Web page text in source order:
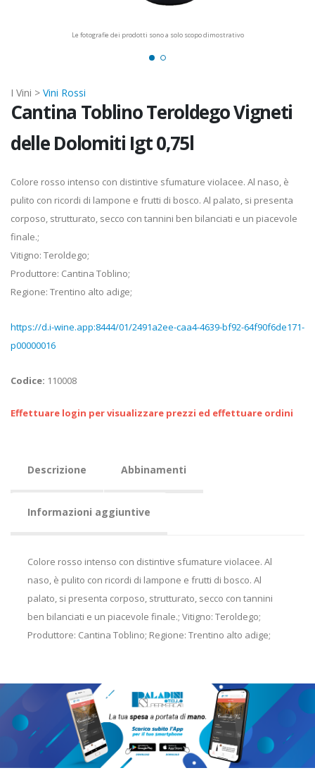
Le fotografie dei prodotti sono a solo scopo dimostrativo
I Vini > Vini Rossi
Cantina Toblino Teroldego Vigneti
delle Dolomiti Igt 0,75l
Colore rosso intenso con distintive sfumature violacee. Al naso, è
pulito con ricordi di lampone e frutti di bosco. Al palato, si presenta
corposo, strutturato, secco con tannini ben bilanciati e un piacevole
finale.;
Vitigno: Teroldego;
Produttore: Cantina Toblino;
Regione: Trentino alto adige;
https://d.i-wine.app:8444/01/2491a2ee-caa4-4639-bf92-64f90f6de171-
p00000016
Codice: 110008
Effettuare login per visualizzare prezzi ed effettuare ordini
Descrizione Abbinamenti
Informazioni aggiuntive
Colore rosso intenso con distintive sfumature violacee. Al
naso, è pulito con ricordi di lampone e frutti di bosco. Al
palato, si presenta corposo, strutturato, secco con tannini
ben bilanciati e un piacevole finale.; Vitigno: Teroldego;
Produttore: Cantina Toblino; Regione: Trentino alto adige;